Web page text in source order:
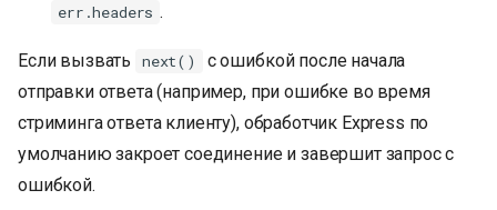
err.headers .
Если вызвать next()
с ошибкой после начала
отправки ответа (например, при ошибке во время
стриминга ответа клиенту), обработчик Express по
умолчанию закроет соединение и завершит запрос с
ошибкой.